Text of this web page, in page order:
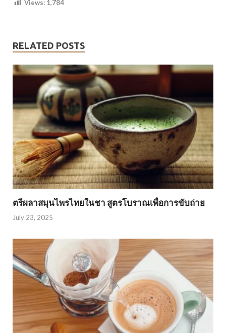
Views: 1,784
RELATED POSTS
ตรีผลาสมุนไพรไทยในชา สูตรโบราณเพื่อการขับถ่าย
July 23, 2025